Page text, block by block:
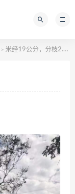
> 米经19公分，分枝2.3，总高度约6米